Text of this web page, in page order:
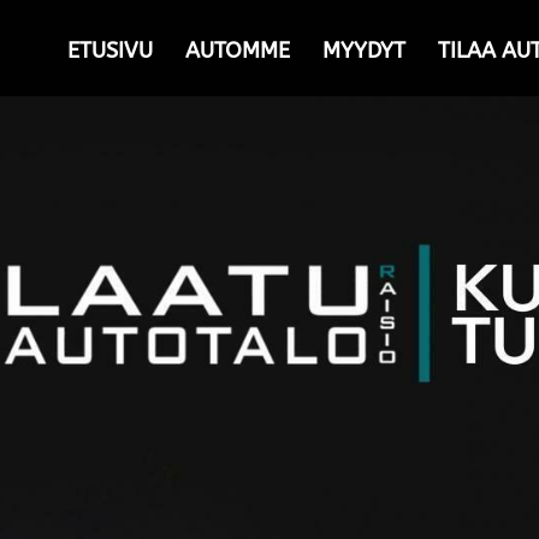
ETUSIVU AUTOMME MYYDYT TILAA